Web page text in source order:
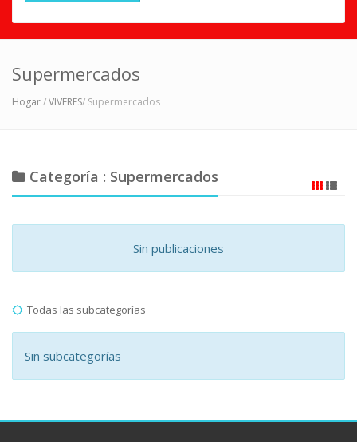
Supermercados
Hogar/VIVERES/ Supermercados
Categoría : Supermercados
Sin publicaciones
Todas las subcategorías
Sin subcategorías